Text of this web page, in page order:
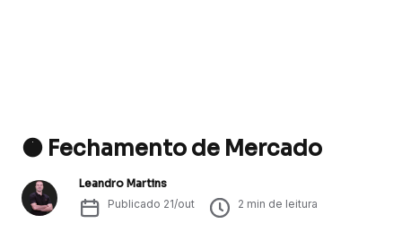
🟠 Fechamento de Mercado
Leandro Martins
Publicado 21/out 2 min de leitura